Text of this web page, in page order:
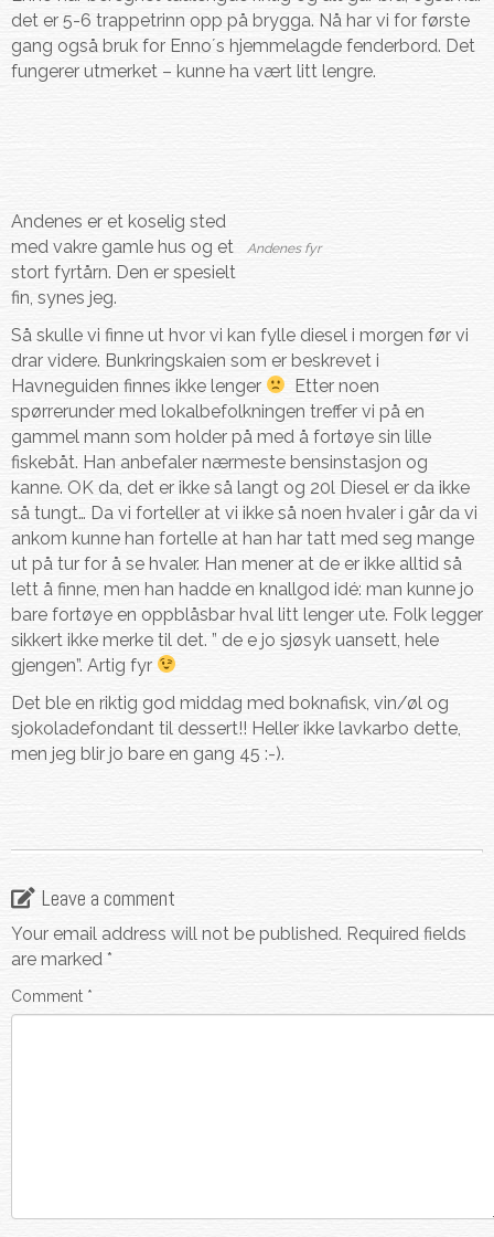
det er 5-6 trappetrinn opp på brygga. Nå har vi for første
gang også bruk for Enno´s hjemmelagde fenderbord. Det
fungerer utmerket – kunne ha vært litt lengre.
Andenes fyr
Andenes er et koselig sted
med vakre gamle hus og et
stort fyrtårn. Den er spesielt
fin, synes jeg.
Så skulle vi finne ut hvor vi kan fylle diesel i morgen før vi
drar videre. Bunkringskaien som er beskrevet i
Havneguiden finnes ikke lenger
Etter noen
spørrerunder med lokalbefolkningen treffer vi på en
gammel mann som holder på med å fortøye sin lille
fiskebåt. Han anbefaler nærmeste bensinstasjon og
kanne. OK da, det er ikke så langt og 20l Diesel er da ikke
så tungt… Da vi forteller at vi ikke så noen hvaler i går da vi
ankom kunne han fortelle at han har tatt med seg mange
ut på tur for å se hvaler. Han mener at de er ikke alltid så
lett å finne, men han hadde en knallgod idé: man kunne jo
bare fortøye en oppblåsbar hval litt lenger ute. Folk legger
sikkert ikke merke til det. ” de e jo sjøsyk uansett, hele
gjengen”. Artig fyr
Det ble en riktig god middag med boknafisk, vin/øl og
sjokoladefondant til dessert!! Heller ikke lavkarbo dette,
men jeg blir jo bare en gang 45 :-).
Leave a comment
Your email address will not be published. Required fields
are marked *
Comment *